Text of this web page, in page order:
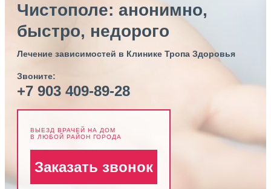
Чистополе: анонимно,
быстро, недорого
Лечение зависимостей в Клинике Тропа Здоровья
Звоните:
+7 903 409-89-28
ВЫЕЗД ВРАЧЕЙ НА ДОМ
В ЛЮБОЙ РАЙОН ГОРОДА
Заказать звонок